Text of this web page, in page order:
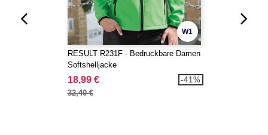
W1
RESULT R231F - Bedruckbare Damen
Softshelljacke
18,99 €
32,40 €
-41%